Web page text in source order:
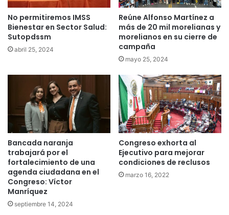
No permitiremos IMSS
Bienestar en Sector Salud:
Sutopdssm
abril 25, 2024
Reúne Alfonso Martínez a
más de 20 mil morelianas y
morelianos en su cierre de
campaña
mayo 25, 2024
Bancada naranja
trabajará por el
fortalecimiento de una
agenda ciudadana en el
Congreso: Víctor
Manríquez
septiembre 14, 2024
Congreso exhorta al
Ejecutivo para mejorar
condiciones de reclusos
marzo 16, 2022